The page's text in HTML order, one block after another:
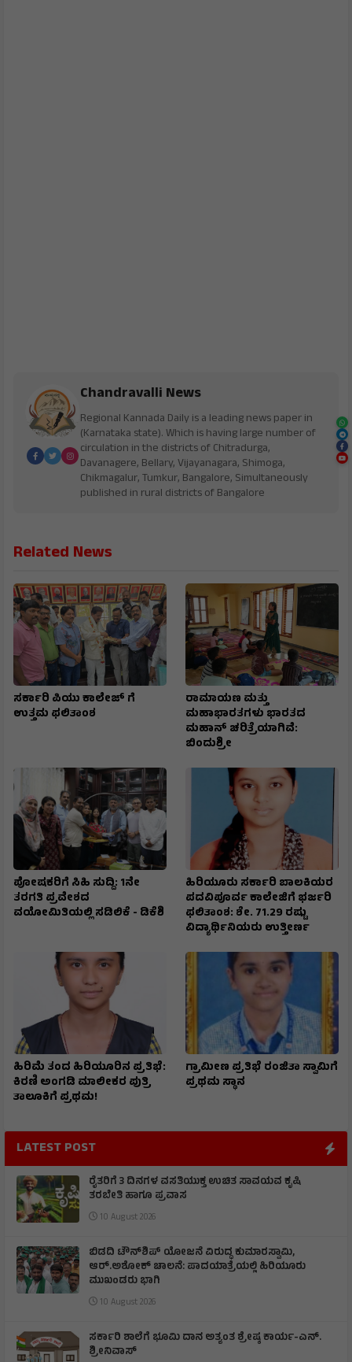
Chandravalli News
Regional Kannada Daily is a leading news paper in
(Karnataka state). Which is having large number of
circulation in the districts of Chitradurga,
Davanagere, Bellary, Vijayanagara, Shimoga,
Chikmagalur, Tumkur, Bangalore, Simultaneously
published in rural districts of Bangalore
Related News
ಸರ್ಕಾರಿ ಪಿಯು ಕಾಲೇಜ್ ಗೆ
ಉತ್ತಮ ಫಲಿತಾಂಶ
ರಾಮಾಯಣ ಮತ್ತು
ಮಹಾಭಾರತಗಳು ಭಾರತದ
ಮಹಾನ್ ಚರಿತ್ರೆಯಾಗಿವೆ:
ಬಿಂದುಶ್ರೀ
ಪೋಷಕರಿಗೆ ಸಿಹಿ ಸುದ್ದಿ: 1ನೇ
ತರಗತಿ ಪ್ರವೇಶದ
ವಯೋಮಿತಿಯಲ್ಲಿ ಸಡಿಲಿಕೆ - ಡಿಕೆಶಿ
ಹಿರಿಯೂರು ಸರ್ಕಾರಿ ಬಾಲಕಿಯರ
ಪದವಿಪೂರ್ವ ಕಾಲೇಜಿಗೆ ಭರ್ಜರಿ
ಫಲಿತಾಂಶ: ಶೇ. 71.29 ರಷ್ಟು
ವಿದ್ಯಾರ್ಥಿನಿಯರು ಉತ್ತೀರ್ಣ
ಹಿರಿಮೆ ತಂದ ಹಿರಿಯೂರಿನ ಪ್ರತಿಭೆ:
ಕಿರಣಿ ಅಂಗಡಿ ಮಾಲೀಕರ ಪುತ್ರಿ
ತಾಲೂಕಿಗೆ ಪ್ರಥಮ!
ಗ್ರಾಮೀಣ ಪ್ರತಿಭೆ ರಂಜಿತಾ ಸ್ವಾಮಿಗೆ
ಪ್ರಥಮ ಸ್ಥಾನ
LATEST POST
ರೈತರಿಗೆ 3 ದಿನಗಳ ವಸತಿಯುಕ್ತ ಉಚಿತ ಸಾವಯವ ಕೃಷಿ
ತರಬೇತಿ ಹಾಗೂ ಪ್ರವಾಸ
10 August 2026
ಬಿಡದಿ ಟೌನ್‌ಶಿಪ್‌ ಯೋಜನೆ ವಿರುದ್ಧ ಕುಮಾರಸ್ವಾಮಿ,
ಆರ್.ಅಶೋಕ್ ಚಾಲನೆ: ಪಾದಯಾತ್ರೆಯಲ್ಲಿ ಹಿರಿಯೂರು
ಮುಖಂಡರು ಭಾಗಿ
10 August 2026
ಸರ್ಕಾರಿ ಶಾಲೆಗೆ ಭೂಮಿ ದಾನ ಅತ್ಯಂತ ಶ್ರೇಷ್ಠ ಕಾರ್ಯ-ಎನ್.
ಶ್ರೀನಿವಾಸ್